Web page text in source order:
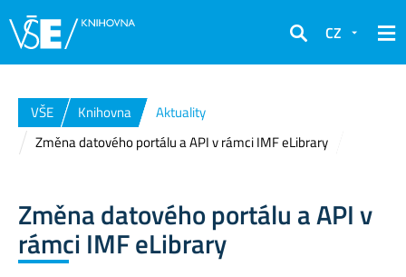
Hledat
CZ
VŠE Knihovna
Aktuality
Změna datového portálu a API v rámci IMF eLibrary
Změna datového portálu a API v
rámci IMF eLibrary